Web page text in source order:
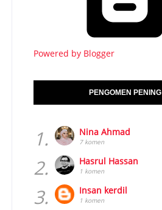
Powered by Blogger
PENGOMEN PENING
1. Nina Ahmad
7 komen
2. Hasrul Hassan
1 komen
3. Insan kerdil
1 komen